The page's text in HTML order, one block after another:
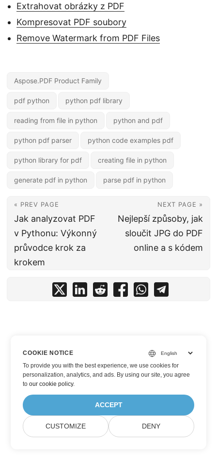
Extrahovat obrázky z PDF
Kompresovat PDF soubory
Remove Watermark from PDF Files
Aspose.PDF Product Family
pdf python python pdf library
reading from file in python python and pdf
python pdf parser python code examples pdf
python library for pdf creating file in python
generate pdf in python parse pdf in python
« PREV PAGE
Jak analyzovat PDF
v Pythonu: Výkonný
průvodce krok za
krokem
NEXT PAGE »
Nejlepší způsoby, jak
sloučit JPG do PDF
online a s kódem
COOKIE NOTICE
To provide you with the best experience, we use cookies for
personalization, analytics, and ads. By using our site, you agree
toour cookie policy.
ACCEPT
CUSTOMIZE DENY